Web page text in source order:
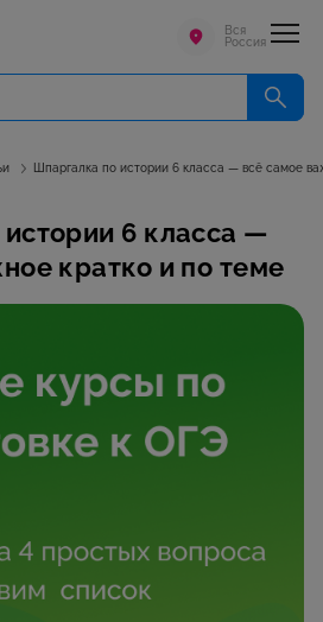
Вся
Россия
Шпаргалка по истории 6 класса — всё самое
6 класса —
кратко и по теме